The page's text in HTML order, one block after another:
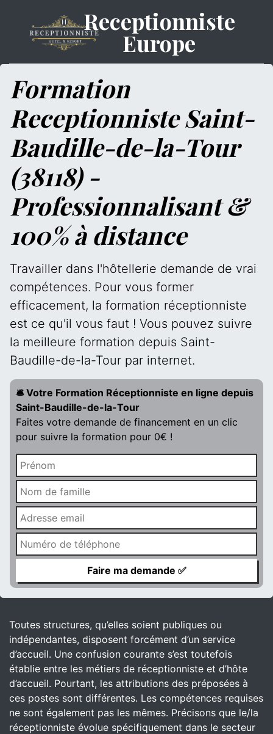
Receptionniste
Europe
Formation
Receptionniste Saint-
Baudille-de-la-Tour
(38118) -
Professionnalisant &
100% à distance
Travailler dans l'hôtellerie demande de vrai
compétences. Pour vous former
efficacement, la formation réceptionniste
est ce qu'il vous faut ! Vous pouvez suivre
la meilleure formation depuis Saint-
Baudille-de-la-Tour par internet.
🛎️ Votre Formation Réceptionniste en ligne depuis
Saint-Baudille-de-la-Tour
Faites votre demande de financement en un clic
pour suivre la formation pour 0€ !
Toutes structures, qu’elles soient publiques ou
indépendantes, disposent forcément d’un service
d’accueil. Une confusion courante s’est toutefois
établie entre les métiers de réceptionniste et d’hôte
d’accueil. Pourtant, les attributions des préposées à
ces postes sont différentes. Les compétences requises
ne sont également pas les mêmes. Précisons que le/la
réceptionniste évolue spécifiquement dans le secteur